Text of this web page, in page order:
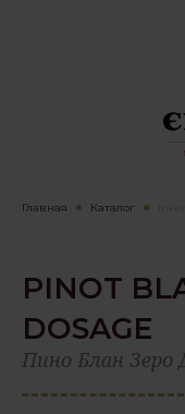
Главная Каталог
PINOT
DOSAGE
Пино Блан Зеро